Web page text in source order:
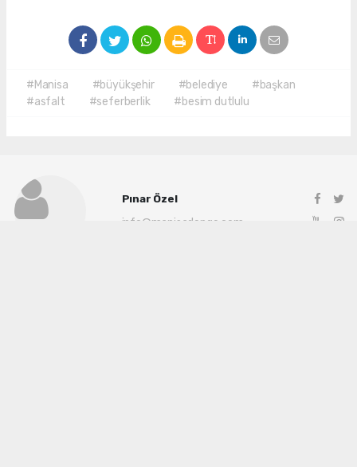
#Manisa #büyükşehir #belediye
#başkan
#asfalt
#seferberlik #besim dutlulu
Pınar Özel
info@manisadenge.com